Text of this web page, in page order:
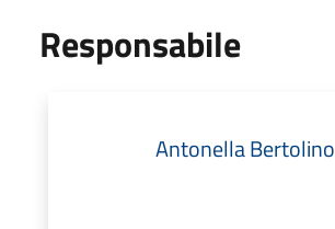
Responsabile
Antonella Bertolino